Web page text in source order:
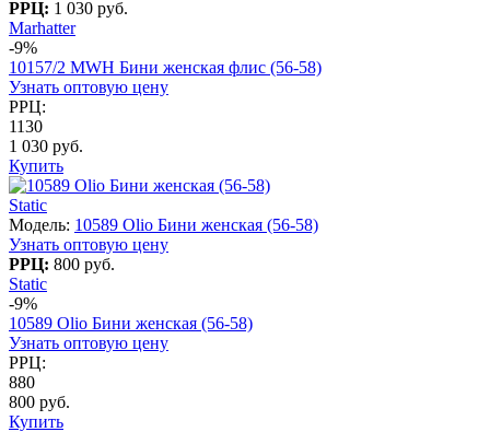
РРЦ: 1 030 руб.
Marhatter
-9%
10157/2 MWH Бини женская флис (56-58)
Узнать оптовую цену
РРЦ:
1130
1 030 руб.
Купить
Static
Модель: 10589 Olio Бини женская (56-58)
Узнать оптовую цену
РРЦ: 800 руб.
Static
-9%
10589 Olio Бини женская (56-58)
Узнать оптовую цену
РРЦ:
880
800 руб.
Купить